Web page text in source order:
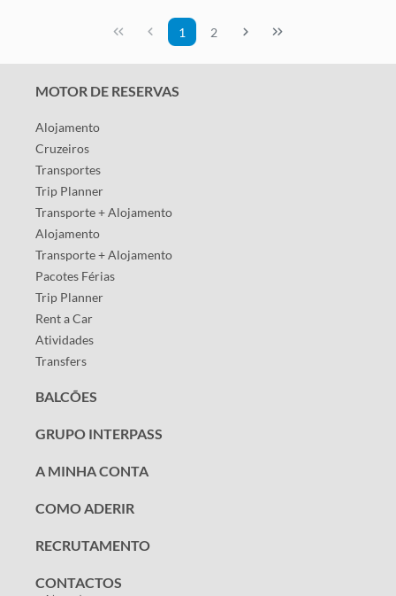
1 2
MOTOR DE RESERVAS
Alojamento
Cruzeiros
Transportes
Trip Planner
Transporte + Alojamento
Alojamento
Transporte + Alojamento
Pacotes Férias
Trip Planner
Rent a Car
Atividades
Transfers
BALCÕES
GRUPO INTERPASS
A MINHA CONTA
COMO ADERIR
RECRUTAMENTO
CONTACTOS